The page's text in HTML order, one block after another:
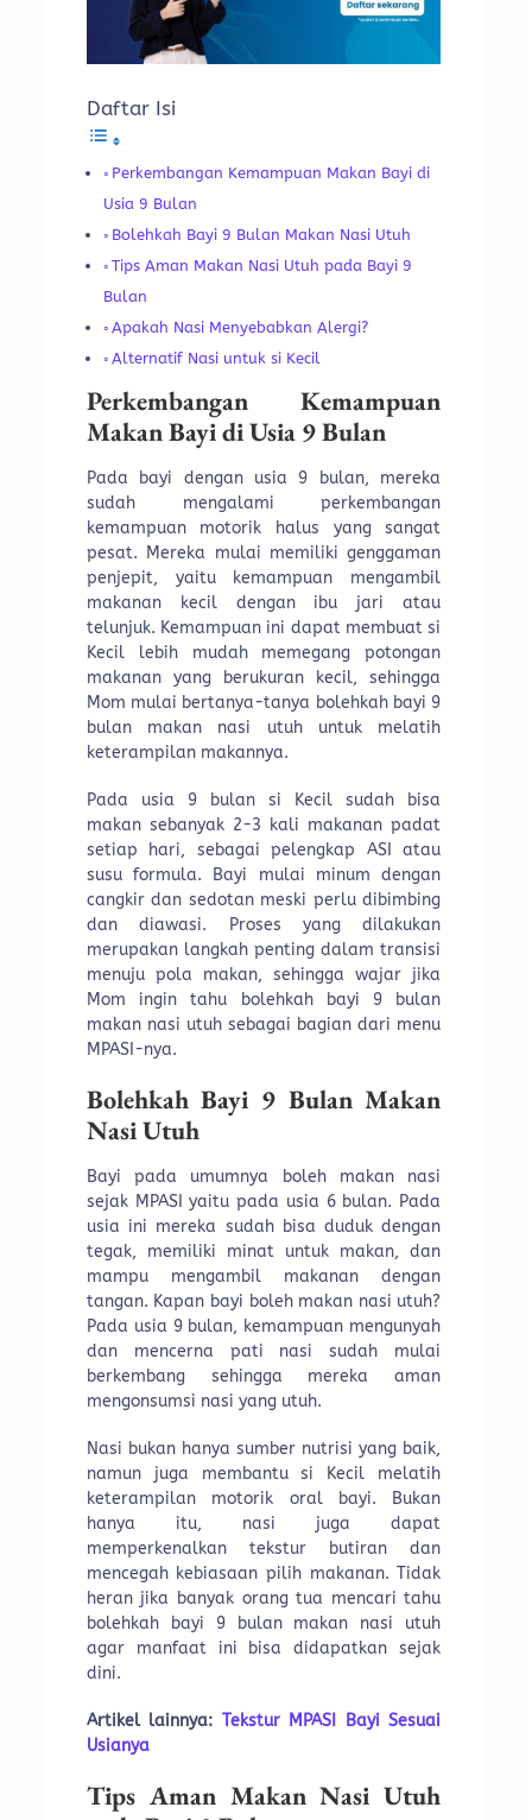
Daftar Isi
Perkembangan Kemampuan Makan Bayi di
Usia 9 Bulan
Bolehkah Bayi 9 Bulan Makan Nasi Utuh
Tips Aman Makan Nasi Utuh pada Bayi 9
Bulan
Apakah Nasi Menyebabkan Alergi?
Alternatif Nasi untuk si Kecil
Perkembangan Kemampuan
Makan Bayi di Usia 9 Bulan
Pada bayi dengan usia 9 bulan, mereka
sudah mengalami perkembangan
kemampuan motorik halus yang sangat
pesat. Mereka mulai memiliki genggaman
penjepit, yaitu kemampuan mengambil
makanan kecil dengan ibu jari atau
telunjuk. Kemampuan ini dapat membuat si
Kecil lebih mudah memegang potongan
makanan yang berukuran kecil, sehingga
Mom mulai bertanya-tanya bolehkah bayi 9
bulan makan nasi utuh untuk melatih
keterampilan makannya.
Pada usia 9 bulan si Kecil sudah bisa
makan sebanyak 2-3 kali makanan padat
setiap hari, sebagai pelengkap ASI atau
susu formula. Bayi mulai minum dengan
cangkir dan sedotan meski perlu dibimbing
dan diawasi. Proses yang dilakukan
merupakan langkah penting dalam transisi
menuju pola makan, sehingga wajar jika
Mom ingin tahu bolehkah bayi 9 bulan
makan nasi utuh sebagai bagian dari menu
MPASI-nya.
Bolehkah Bayi 9 Bulan Makan
Nasi Utuh
Bayi pada umumnya boleh makan nasi
sejak MPASI yaitu pada usia 6 bulan. Pada
usia ini mereka sudah bisa duduk dengan
tegak, memiliki minat untuk makan, dan
mampu mengambil makanan dengan
tangan. Kapan bayi boleh makan nasi utuh?
Pada usia 9 bulan, kemampuan mengunyah
dan mencerna pati nasi sudah mulai
berkembang sehingga mereka aman
mengonsumsi nasi yang utuh.
Nasi bukan hanya sumber nutrisi yang baik,
namun juga membantu si Kecil melatih
keterampilan motorik oral bayi. Bukan
hanya itu, nasi juga dapat
memperkenalkan tekstur butiran dan
mencegah kebiasaan pilih makanan. Tidak
heran jika banyak orang tua mencari tahu
bolehkah bayi 9 bulan makan nasi utuh
agar manfaat ini bisa didapatkan sejak
dini.
Artikel lainnya: Tekstur MPASI Bayi Sesuai
Usianya
Tips Aman Makan Nasi Utuh